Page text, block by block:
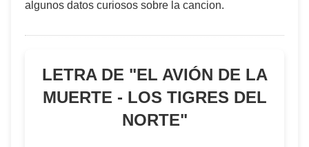
algunos datos curiosos sobre la cancion.
LETRA DE "EL AVIÓN DE LA
MUERTE - LOS TIGRES DEL
NORTE"